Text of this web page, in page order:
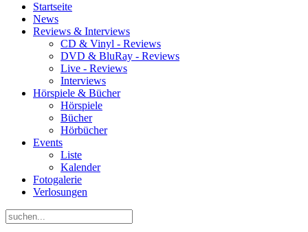
Startseite
News
Reviews & Interviews
CD & Vinyl - Reviews
DVD & BluRay - Reviews
Live - Reviews
Interviews
Hörspiele & Bücher
Hörspiele
Bücher
Hörbücher
Events
Liste
Kalender
Fotogalerie
Verlosungen